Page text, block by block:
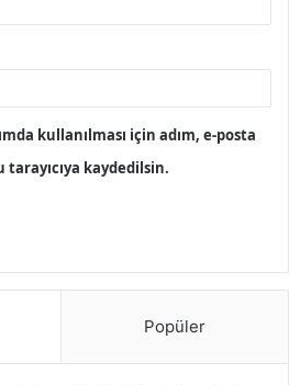
kullanılması için adım, e-posta
kaydedilsin.
Popüler